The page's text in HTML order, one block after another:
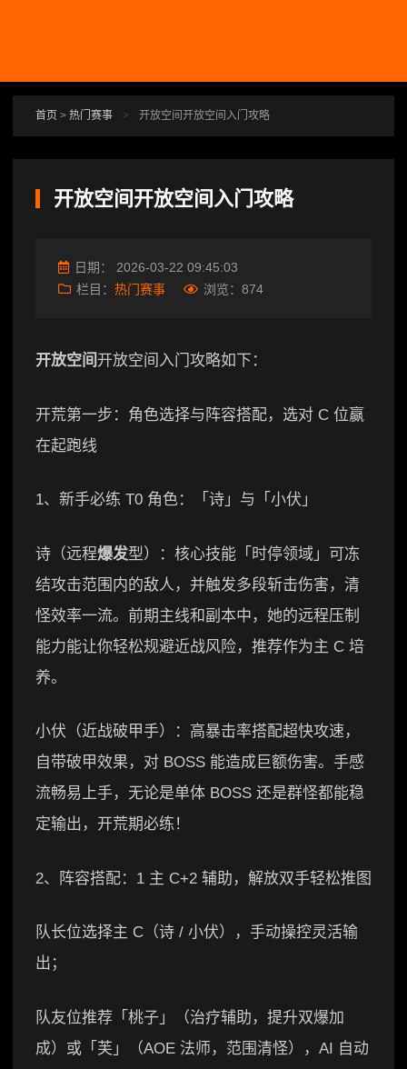
首页 > 热门赛事 > 开放空间开放空间入门攻略
开放空间开放空间入门攻略
日期： 2026-03-22 09:45:03
栏目： 热门赛事 浏览： 874
开放空间 开放空间入门攻略如下：
开荒第一步：角色选择与阵容搭配，选对 C 位赢
在起跑线
1、新手必练 T0 角色：「诗」与「小伏」
诗（远程爆发型）：核心技能「时停领域」可冻
结攻击范围内的敌人，并触发多段斩击伤害，清
怪效率一流。前期主线和副本中，她的远程压制
能力能让你轻松规避近战风险，推荐作为主 C 培
养。
小伏（近战破甲手）：高暴击率搭配超快攻速，
自带破甲效果，对 BOSS 能造成巨额伤害。手感
流畅易上手，无论是单体 BOSS 还是群怪都能稳
定输出，开荒期必练！
2、阵容搭配：1 主 C+2 辅助，解放双手轻松推图
队长位选择主 C（诗 / 小伏），手动操控灵活输
出；
队友位推荐「桃子」（治疗辅助，提升双爆加
成）或「芙」（AOE 法师，范围清怪），AI 自动